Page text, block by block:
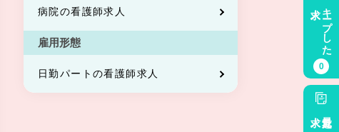
病院の看護師求人
雇用形態
日勤パートの看護師求人
キープした
0
最近見た